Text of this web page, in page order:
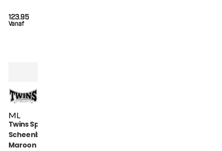
Vanaf
123.95
ML
Twins Special
Scheenbeschermers
Maroon (SGL 7